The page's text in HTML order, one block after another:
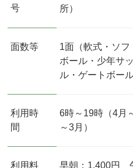
号
所）
面数等
1面（軟式・ソ
ボール・少年サ
ル・ゲートボール
利用時
間
6時～19時（4月
～3月）
利用料
早朝：1,400円